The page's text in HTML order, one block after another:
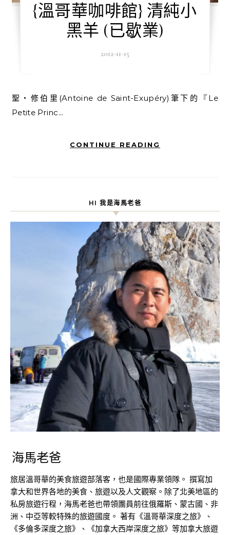
{溫哥華咖啡館} 清純小
黑羊 (已歇業)
2012-11-15
聖‧修伯里(Antoine de Saint-Exupéry)筆下的『Le
Petite Princ...
CONTINUE READING
HI 我是海馬老爸
海馬老爸
旅居溫哥華的美食旅遊部落客，也是國際專業領隊。 撰寫加
拿大和世界各地的美食、旅遊以及人文觀察。除了北美地區的
私房旅遊行程，海馬老爸也帶領團員前往俄羅斯、蒙古國、非
洲、中亞等較特殊的旅遊國度。 著有《溫哥華深度之旅》、
《多倫多深度之旅》、《加拿大西岸深度之旅》等加拿大旅遊